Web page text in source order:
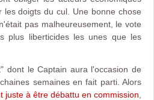
doigts du cul. Une bonne chose
pas malheureusement, le vote
plus liberticides les unes que les
dont le Captain aura l'occasion de
semaines en fait parti. Alors
juste à être débattu en commission